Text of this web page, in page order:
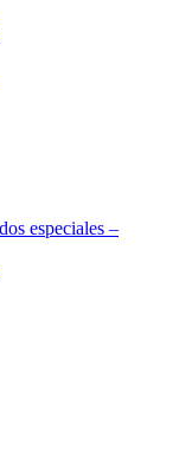
especiales –